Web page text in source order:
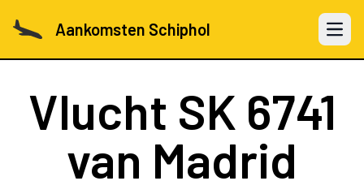
Aankomsten Schiphol Open
Vlucht SK 6741
van Madrid